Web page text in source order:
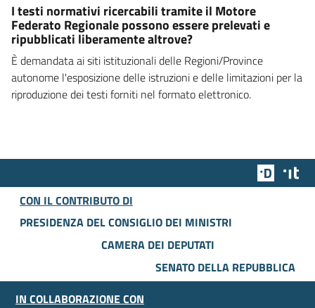
I testi normativi ricercabili tramite il Motore
Federato Regionale possono essere prelevati e
ripubblicati liberamente altrove?
È demandata ai siti istituzionali delle Regioni/Province
autonome l'esposizione delle istruzioni e delle limitazioni per la
riproduzione dei testi forniti nel formato elettronico.
Team
CON IL CONTRIBUTO DI
PRESIDENZA DEL CONSIGLIO DEI MINISTRI
CAMERA DEI DEPUTATI
SENATO DELLA REPUBBLICA
IN COLLABORAZIONE CON